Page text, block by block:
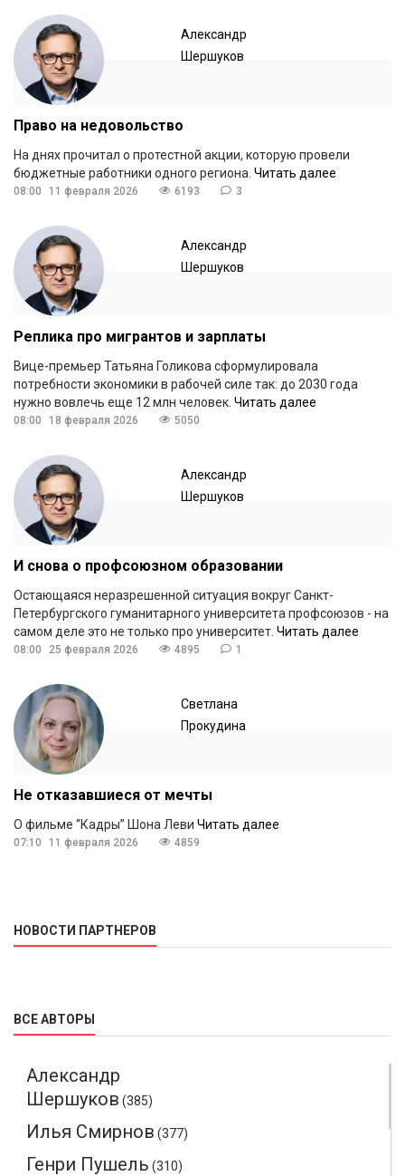
Александр
Шершуков
Право на недовольство
На днях прочитал о протестной акции, которую провели
бюджетные работники одного региона. Читать далее
08:00 11 февраля 2026 6193 3
Александр
Шершуков
Реплика про мигрантов и зарплаты
Вице-премьер Татьяна Голикова сформулировала
потребности экономики в рабочей силе так: до 2030 года
нужно вовлечь еще 12 млн человек. Читать далее
08:00 18 февраля 2026 5050
Александр
Шершуков
И снова о профсоюзном образовании
Остающаяся неразрешенной ситуация вокруг Санкт-
Петербургского гуманитарного университета профсоюзов - на
самом деле это не только про университет. Читать далее
08:00 25 февраля 2026 4895 1
Светлана
Прокудина
Не отказавшиеся от мечты
О фильме “Кадры” Шона Леви Читать далее
07:10 11 февраля 2026 4859
НОВОСТИ ПАРТНЕРОВ
ВСЕ АВТОРЫ
Александр
Шершуков (385)
Илья Смирнов (377)
Генри Пушель (310)